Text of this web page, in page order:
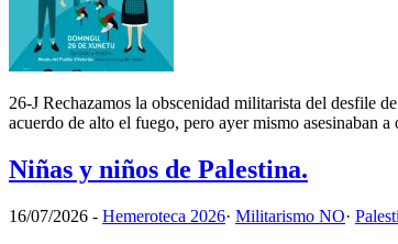
26-J Rechazamos la obscenidad militarista del desfile
acuerdo de alto el fuego, pero ayer mismo asesinaban
Niñas y niños de Palestina.
16/07/2026 - Hemeroteca 2026· Militarismo NO·